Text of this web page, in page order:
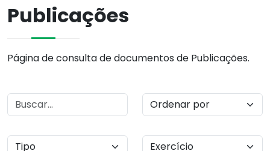
Publicações
Página de consulta de documentos de Publicações.